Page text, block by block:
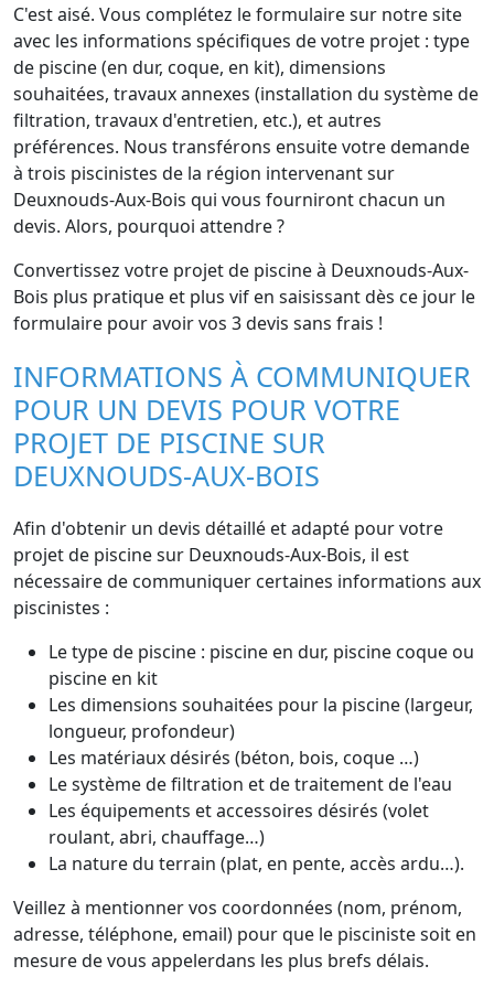
C'est aisé. Vous complétez le formulaire sur notre site
avec les informations spécifiques de votre projet : type
de piscine (en dur, coque, en kit), dimensions
souhaitées, travaux annexes (installation du système de
filtration, travaux d'entretien, etc.), et autres
préférences. Nous transférons ensuite votre demande
à trois piscinistes de la région intervenant sur
Deuxnouds-Aux-Bois qui vous fourniront chacun un
devis. Alors, pourquoi attendre ?
Convertissez votre projet de piscine à Deuxnouds-Aux-
Bois plus pratique et plus vif en saisissant dès ce jour le
formulaire pour avoir vos 3 devis sans frais !
INFORMATIONS À COMMUNIQUER
POUR UN DEVIS POUR VOTRE
PROJET DE PISCINE SUR
DEUXNOUDS-AUX-BOIS
Afin d'obtenir un devis détaillé et adapté pour votre
projet de piscine sur Deuxnouds-Aux-Bois, il est
nécessaire de communiquer certaines informations aux
piscinistes :
Le type de piscine : piscine en dur, piscine coque ou
piscine en kit
Les dimensions souhaitées pour la piscine (largeur,
longueur, profondeur)
Les matériaux désirés (béton, bois, coque …)
Le système de filtration et de traitement de l'eau
Les équipements et accessoires désirés (volet
roulant, abri, chauffage…)
La nature du terrain (plat, en pente, accès ardu…).
Veillez à mentionner vos coordonnées (nom, prénom,
adresse, téléphone, email) pour que le pisciniste soit en
mesure de vous appelerdans les plus brefs délais.